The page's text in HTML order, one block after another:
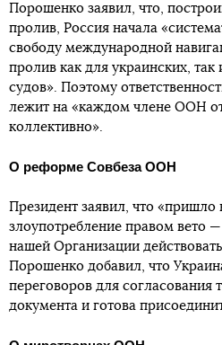
Порошенко заявил, что,
пролив, Россия начала
свободу международной
пролив как для украинских,
судов». Поэтому
лежит на «каждом члене ООН
коллективно».
О реформе Совбеза ООН
Президент заявил, что «пришло
злоупотребление правом вето
нашей Организации
Порошенко добавил, что
переговоров для согласования
документа и готова